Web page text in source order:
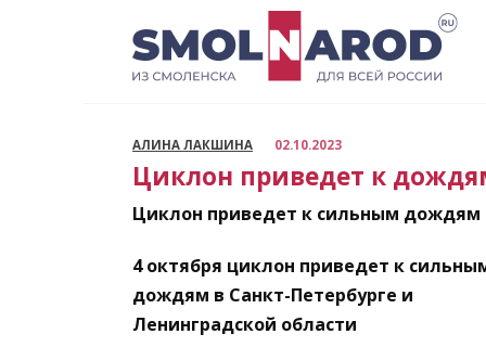
АЛИНА ЛАКШИНА 02.10.2023
Циклон приведет к
Циклон приведет к сильным дождям
4 октября циклон приведет к
дождям в Санкт-Петербурге и
Ленинградской области